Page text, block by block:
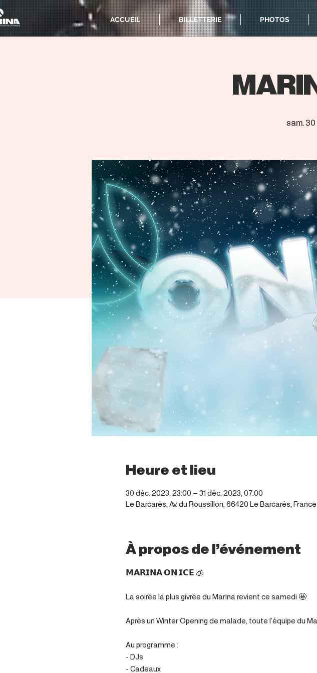
ACCUEIL BILLETTERIE PHOTOS
sam.
Heure et lieu
30 déc. 2023, 23:00 – 31 déc. 2023, 07:00
Le Barcarès, Av. du Roussillon, 66420 Le Barcarès, France
À propos de l'événement
𝗠𝗔𝗥𝗜𝗡𝗔 𝗢𝗡 𝗜𝗖𝗘 🧊
La soirée la plus givrée du Marina revient ce samedi 🤩
Après un Winter Opening de malade, toute l’équipe du
Au programme :
- DJs
- Cadeaux